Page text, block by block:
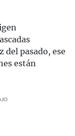
del pasado, ese
están